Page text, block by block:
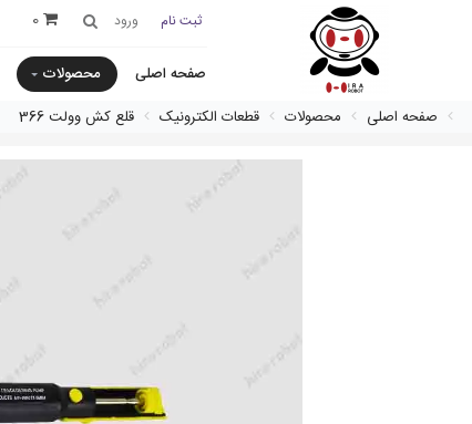
ثبت نام ورود 0
صفحه اصلی محصولات
صفحه اصلی
محصولات قطعات الکترونیک قلع كش وولت 366